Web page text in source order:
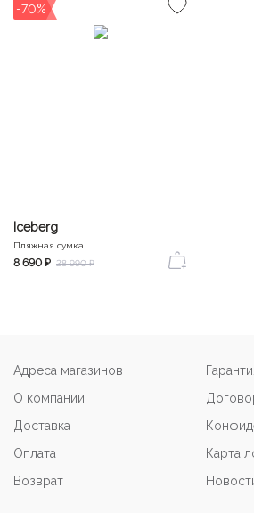
-70%
Iceberg
Пляжная сумка
8 690 ₽ 28 990 ₽
Адреса магазинов
О компании
Доставка
Оплата
Возврат
Карта